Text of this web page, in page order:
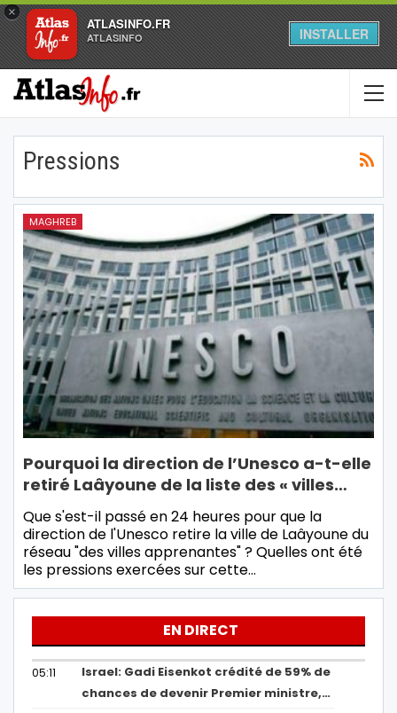
×
ATLASINFO.FR
ATLASINFO INSTALLER
Pressions
MAGHREB
Pourquoi la direction de l’Unesco a-t-elle
retiré Laâyoune de la liste des « villes…
Que s'est-il passé en 24 heures pour que la
direction de l'Unesco retire la ville de Laâyoune du
réseau "des villes apprenantes" ? Quelles ont été
les pressions exercées sur cette…
EN DIRECT
05:11
Israel: Gadi Eisenkot crédité de 59% de
chances de devenir Premier ministre,…